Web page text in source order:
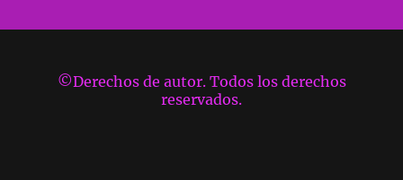
©Derechos de autor. Todos los derechos
reservados.